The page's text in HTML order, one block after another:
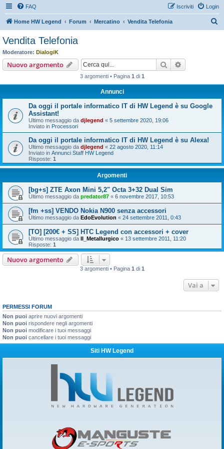
FAQ Login
Iscriviti
Home HW Legend Forum Mercatino Vendita Telefonia
Vendita Telefonia
Moderatore: DialogiK
Nuovo argomento Cerca
3 argomenti • Pagina 1 di 1
Annunci
Da oggi il portale informatico IT di HW Legend è su Google
Assistant!
Ultimo messaggio da djlegend « 5 settembre 2020, 19:06
Inviato in Processori
Da oggi il portale informatico IT di HW Legend è su Alexa!
Ultimo messaggio da djlegend « 22 agosto 2020, 11:14
Inviato in Annunci Staff HW Legend
Risposte: 1
Argomenti
[bg+s] ZTE Axon Mini 5,2" Octa 3+32 Dual Sim
Ultimo messaggio da predator87 « 6 novembre 2017, 10:53
[fm +ss] VENDO Nokia N900 senza accessori
Ultimo messaggio da EdoEvolution « 24 settembre 2011, 0:43
[TO] [200€ + SS] HTC Legend con accessori + cover
Ultimo messaggio da Il_Metallurgico « 13 settembre 2011, 11:20
Risposte: 1
Nuovo argomento
3 argomenti • Pagina 1 di 1
Vai a
PERMESSI FORUM
Non puoi aprire nuovi argomenti
Non puoi rispondere negli argomenti
Non puoi modificare i tuoi messaggi
Non puoi cancellare i tuoi messaggi
Siti HW Legend